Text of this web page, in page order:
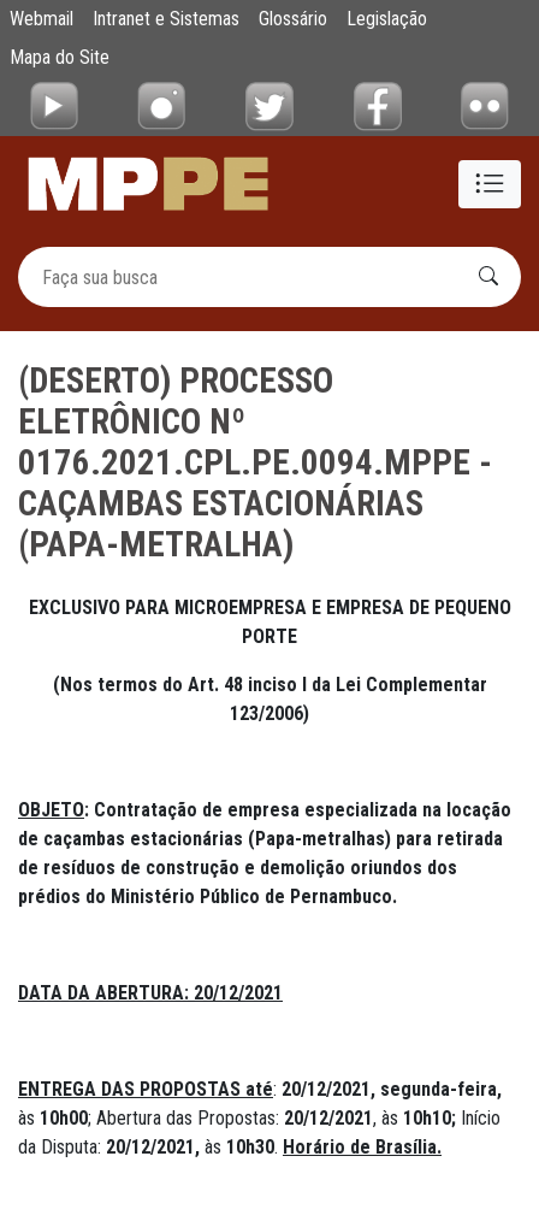
Pular para o Conteúdo principal
(DESERTO) PROCESSO ELETRÔNICO Nº
Webmail Intranet e Sistemas Glossário
Legislação
Mapa do Site
(DESERTO) PROCESSO
ELETRÔNICO Nº
0176.2021.CPL.PE.0094.MPPE -
CAÇAMBAS ESTACIONÁRIAS
(PAPA-METRALHA)
EXCLUSIVO PARA MICROEMPRESA E EMPRESA DE PEQUENO
PORTE
(Nos termos do Art. 48 inciso I da Lei Complementar
123/2006)
OBJETO: Contratação de empresa especializada na locação
de caçambas estacionárias (Papa-metralhas) para retirada
de resíduos de construção e demolição oriundos dos
prédios do Ministério Público de Pernambuco.
DATA DA ABERTURA: 20/12/2021
ENTREGA DAS PROPOSTAS até: 20/12/2021, segunda-feira,
às 10h00; Abertura das Propostas: 20/12/2021, às 10h10; Início
da Disputa: 20/12/2021, às 10h30. Horário de Brasília.